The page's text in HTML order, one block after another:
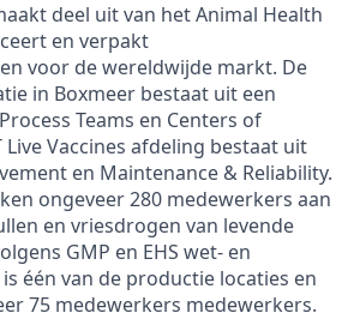
deel uit van het Animal Health
en verpakt
voor de wereldwijde markt. De
in Boxmeer bestaat uit een
Teams en Centers of
Live Vaccines afdeling bestaat uit
en Maintenance & Reliability.
ongeveer 280 medewerkers aan
en vriesdrogen van levende
GMP en EHS wet- en
is één van de productie locaties en
75 medewerkers medewerkers.